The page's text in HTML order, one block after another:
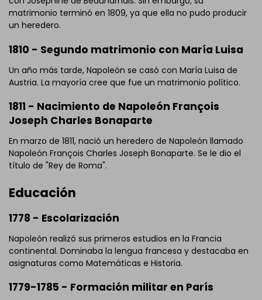
Haz clic para descargar y utilizar esta plantilla.
matrimonio terminó en 1809, ya que ella no pudo producir
un heredero.
1810 - Segundo matrimonio con María Luisa
Un año más tarde, Napoleón se casó con María Luisa de
Austria. La mayoría cree que fue un matrimonio político.
1811 - Nacimiento de Napoleón François
Joseph Charles Bonaparte
En marzo de 1811, nació un heredero de Napoleón llamado
Napoleón François Charles Joseph Bonaparte. Se le dio el
título de "Rey de Roma".
Educación
1778 - Escolarización
Napoleón realizó sus primeros estudios en la Francia
continental. Dominaba la lengua francesa y destacaba en
asignaturas como Matemáticas e Historia.
1779-1785 - Formación militar en París